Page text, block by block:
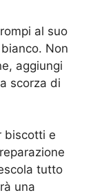
al suo
Non
aggiungi
scorza di
biscotti e
tutto
una